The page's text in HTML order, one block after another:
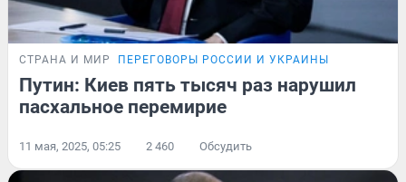
СТРАНА И МИР ПЕРЕГОВОРЫ РОССИИ И УКРАИНЫ
Путин: Киев пять тысяч раз нарушил
пасхальное перемирие
11 мая, 2025, 05:25 2 460 Обсудить